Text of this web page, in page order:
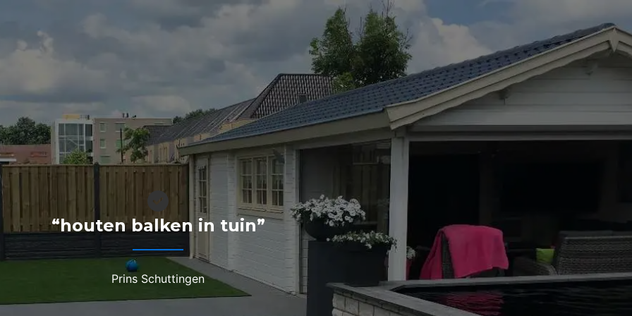
“houten balken in tuin”
Prins Schuttingen